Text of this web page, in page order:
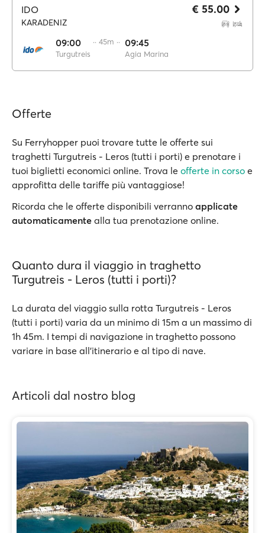
IDO
KARADENIZ
09:00
Turgutreis
·· 45m ·· 09:45
Agia Marina
€ 55.00
Offerte
Su Ferryhopper puoi trovare tutte le offerte sui
traghetti Turgutreis - Leros (tutti i porti) e prenotare i
tuoi biglietti economici online. Trova le offerte in corso e
approfitta delle tariffe più vantaggiose!
Ricorda che le offerte disponibili verranno applicate
automaticamente alla tua prenotazione online.
Quanto dura il viaggio in traghetto
Turgutreis - Leros (tutti i porti)?
La durata del viaggio sulla rotta Turgutreis - Leros
(tutti i porti) varia da un minimo di 15m a un massimo di
1h 45m. I tempi di navigazione in traghetto possono
variare in base all’itinerario e al tipo di nave.
Articoli dal nostro blog